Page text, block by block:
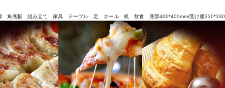
角底板 組み立て 家具 テーブル 足 ホール 机 飲食 底部400*400mm/受け座330*330/ポ